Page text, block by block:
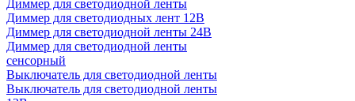
Диммер для светодиодной ленты
Диммер для светодиодных лент 12В
Диммер для светодиодной ленты 24В
Диммер для светодиодной ленты
сенсорный
Выключатель для светодиодной ленты
Выключатель для светодиодной ленты